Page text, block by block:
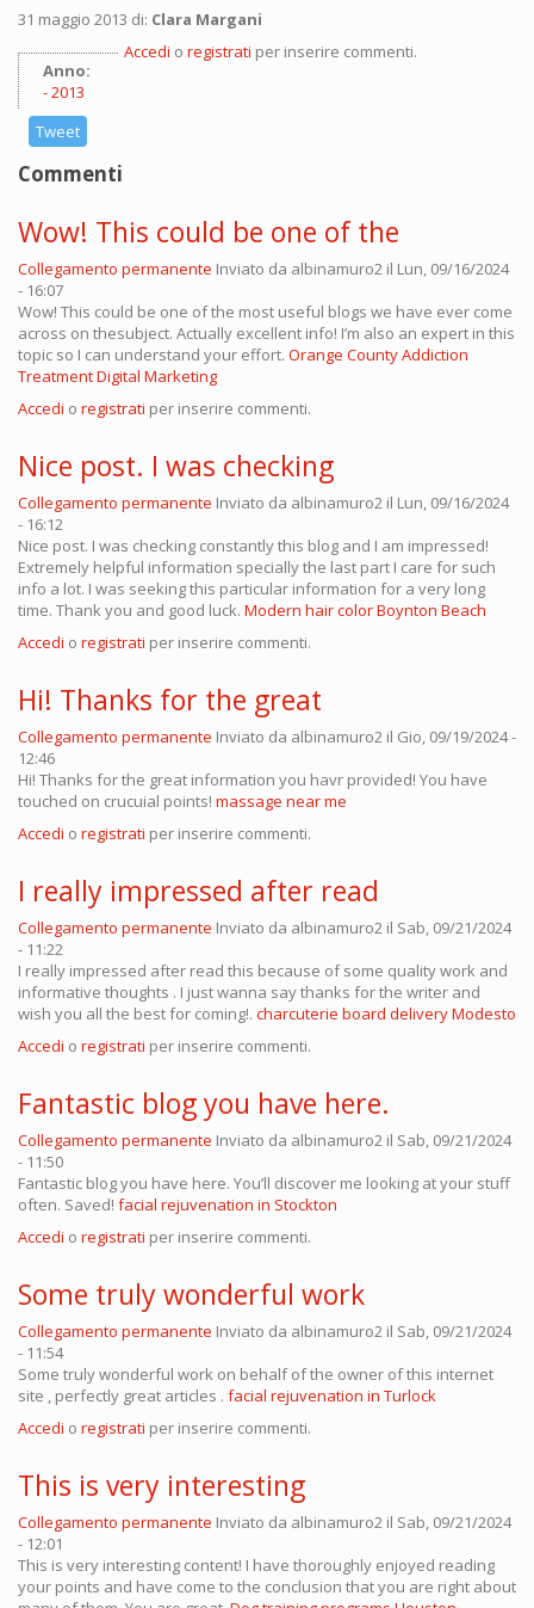
31 maggio 2013 di: Clara Margani
Anno:
2013
Accedi o registrati per inserire commenti.
Tweet
Commenti
Wow! This could be one of the
Collegamento permanente Inviato da albinamuro2 il Lun, 09/16/2024
- 16:07
Wow! This could be one of the most useful blogs we have ever come
across on thesubject. Actually excellent info! I’m also an expert in this
topic so I can understand your effort. Orange County Addiction
Treatment Digital Marketing
Accedi o registrati per inserire commenti.
Nice post. I was checking
Collegamento permanente Inviato da albinamuro2 il Lun, 09/16/2024
- 16:12
Nice post. I was checking constantly this blog and I am impressed!
Extremely helpful information specially the last part I care for such
info a lot. I was seeking this particular information for a very long
time. Thank you and good luck. Modern hair color Boynton Beach
Accedi o registrati per inserire commenti.
Hi! Thanks for the great
Collegamento permanente Inviato da albinamuro2 il Gio, 09/19/2024 -
12:46
Hi! Thanks for the great information you havr provided! You have
touched on crucuial points! massage near me
Accedi o registrati per inserire commenti.
I really impressed after read
Collegamento permanente Inviato da albinamuro2 il Sab, 09/21/2024
- 11:22
I really impressed after read this because of some quality work and
informative thoughts . I just wanna say thanks for the writer and
wish you all the best for coming!. charcuterie board delivery Modesto
Accedi o registrati per inserire commenti.
Fantastic blog you have here.
Collegamento permanente Inviato da albinamuro2 il Sab, 09/21/2024
- 11:50
Fantastic blog you have here. You’ll discover me looking at your stuff
often. Saved! facial rejuvenation in Stockton
Accedi o registrati per inserire commenti.
Some truly wonderful work
Collegamento permanente Inviato da albinamuro2 il Sab, 09/21/2024
- 11:54
Some truly wonderful work on behalf of the owner of this internet
site , perfectly great articles . facial rejuvenation in Turlock
Accedi o registrati per inserire commenti.
This is very interesting
Collegamento permanente Inviato da albinamuro2 il Sab, 09/21/2024
- 12:01
This is very interesting content! I have thoroughly enjoyed reading
your points and have come to the conclusion that you are right about